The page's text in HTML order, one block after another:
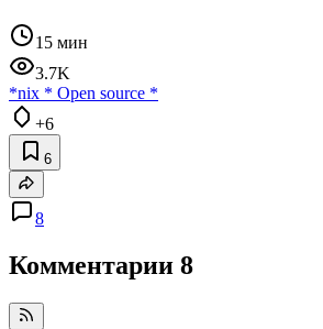
15 мин
3.7K
*nix * Open source *
+6
6
8
Комментарии 8